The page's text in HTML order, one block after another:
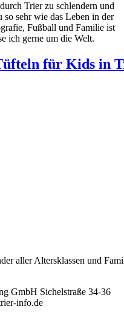
Trier zu schlendern und
so sehr wie das Leben in der
Fußball und Familie ist
ich gerne um die Welt.
für Kids in
aller Altersklassen und
GmbH Sichelstraße 34-36
info.de